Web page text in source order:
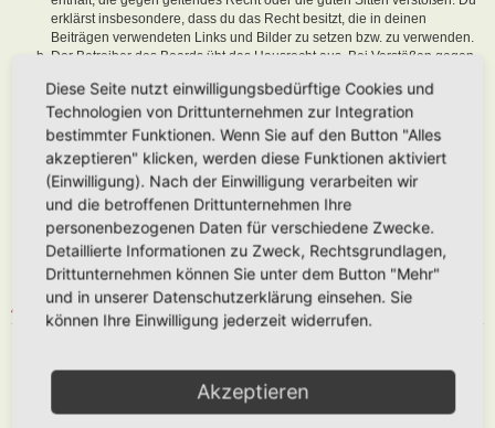
erklärst insbesondere, dass du das Recht besitzt, die in deinen
Beiträgen verwendeten Links und Bilder zu setzen bzw. zu verwenden.
Der Betreiber des Boards übt das Hausrecht aus. Bei Verstößen gegen
Regeln kann der Betreiber dich nach Abmahnung zeitweise oder
dauerhaft von der Nutzung dieses Boards ausschließen und dir ein
Hausverbot erteilen.
Du nimmst zur Kenntnis, dass der Betreiber keine Verantwortung für die
Inhalte von Beiträgen übernimmt, die er nicht selbst erstellt hat oder die
er nicht zur Kenntnis genommen hat. Du gestattest dem Betreiber, dein
Benutzerkonto, Beiträge und Funktionen jederzeit zu löschen oder zu
sperren.
Du gestattest dem Betreiber darüber hinaus, deine Beiträge
abzuändern, sofern sie gegen o. g. Regeln verstoßen oder geeignet
sind, dem Betreiber oder einem Dritten Schaden zuzufügen.
4. GENERAL PUBLIC LICENSE
www.phpbb.com
Informationen werden durch die deutschsprachige Community unter
www.phpbb.dezur Verfügung gestellt. Beide haben keinen Einfluss auf
Diese Seite nutzt einwilligungsbedürftige Cookies und
Technologien von Drittunternehmen zur Integration
bestimmter Funktionen. Wenn Sie auf den Button "Alles
akzeptieren" klicken, werden diese Funktionen aktiviert
(Einwilligung). Nach der Einwilligung verarbeiten wir
und die betroffenen Drittunternehmen Ihre
personenbezogenen Daten für verschiedene Zwecke.
Detaillierte Informationen zu Zweck, Rechtsgrundlagen,
Drittunternehmen können Sie unter dem Button "Mehr"
und in unserer Datenschutzerklärung einsehen. Sie
können Ihre Einwilligung jederzeit widerrufen.
Akzeptieren